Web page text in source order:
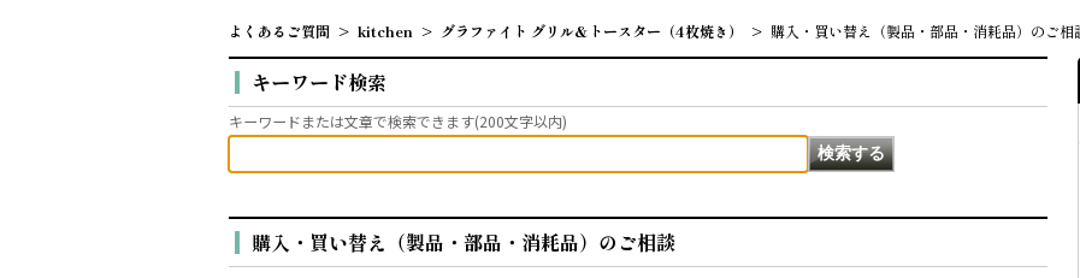
よくあるご質問 > kitchen > グラファイト グリル&トースター（4枚焼き） > 購入・買い替え（製品・部品・消耗品）のご相
キーワード検索
キーワードまたは文章で検索できます(200文字以内)
購入・買い替え（製品・部品・消耗品）のご相談